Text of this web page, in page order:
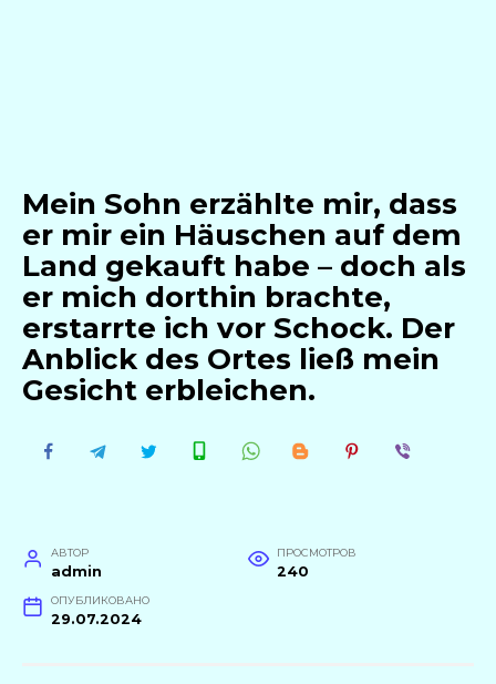
Mein Sohn erzählte mir, dass
er mir ein Häuschen auf dem
Land gekauft habe – doch als
er mich dorthin brachte,
erstarrte ich vor Schock. Der
Anblick des Ortes ließ mein
Gesicht erbleichen.
АВТОР
admin
ПРОСМОТРОВ
240
ОПУБЛИКОВАНО
29.07.2024